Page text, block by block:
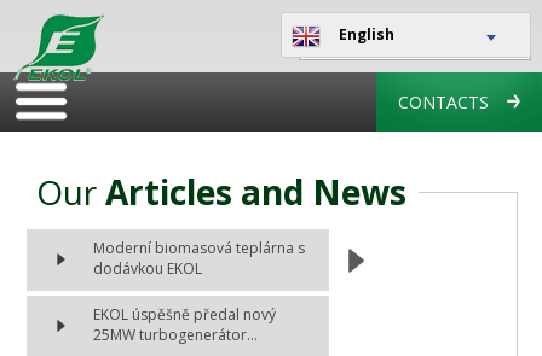
English
CONTACTS
OurArticles and News
Moderní biomasová teplárna s
dodávkou EKOL
EKOL úspěšně předal nový
25MW turbogenerátor...